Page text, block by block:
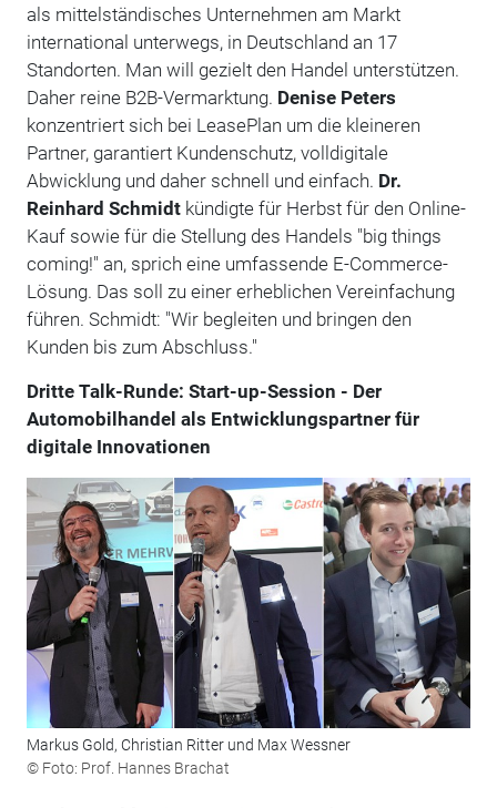
als mittelständisches Unternehmen am Markt
international unterwegs, in Deutschland an 17
Standorten. Man will gezielt den Handel unterstützen.
Daher reine B2B-Vermarktung. Denise Peters
konzentriert sich bei LeasePlan um die kleineren
Partner, garantiert Kundenschutz, volldigitale
Abwicklung und daher schnell und einfach. Dr.
Reinhard Schmidt kündigte für Herbst für den Online-
Kauf sowie für die Stellung des Handels "big things
coming!" an, sprich eine umfassende E-Commerce-
Lösung. Das soll zu einer erheblichen Vereinfachung
führen. Schmidt: "Wir begleiten und bringen den
Kunden bis zum Abschluss."
Dritte Talk-Runde: Start-up-Session - Der
Automobilhandel als Entwicklungspartner für
digitale Innovationen
Markus Gold, Christian Ritter und Max Wessner
© Foto: Prof. Hannes Brachat